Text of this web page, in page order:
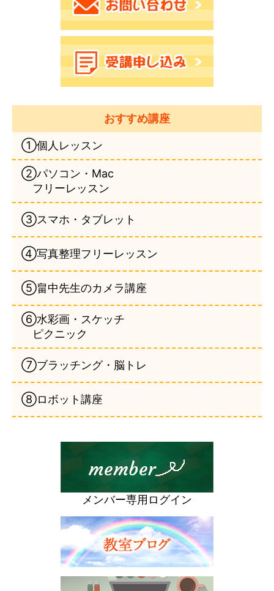
おすすめ講座
①個人レッスン
②パソコン・Mac
フリーレッスン
③スマホ・タブレット
④写真整理フリーレッスン
⑤畠中先生のカメラ講座
⑥水彩画・スケッチ
ピクニック
⑦ブラッチング・脳トレ
⑧ロボット講座
メンバー専用ログイン